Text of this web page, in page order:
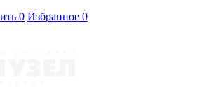
0 Избранное 0